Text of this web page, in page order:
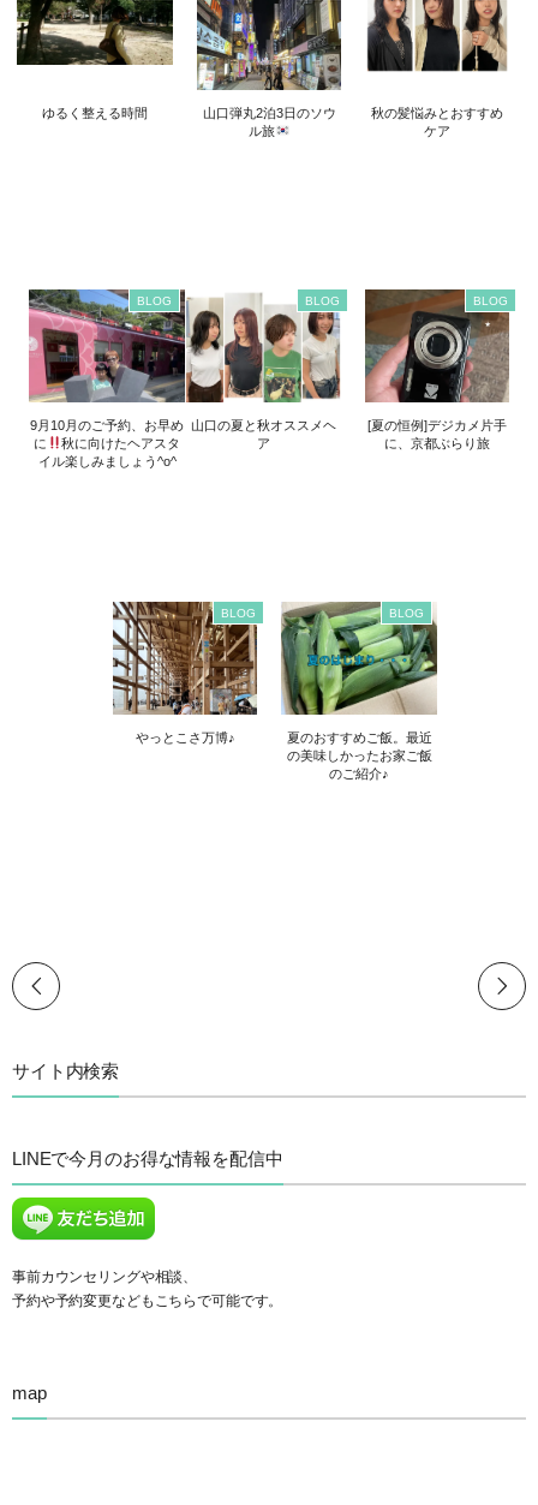
ゆるく整える時間
山口弾丸2泊3日のソウ
ル旅
秋の髪悩みとおすすめ
ケア
BLOG
9月10月のご予約、お早め
に
秋に向けたヘアスタ
イル楽しみましょう^o^
BLOG
山口の夏と秋オススメヘ
ア
BLOG
[夏の恒例]デジカメ片手
に、京都ぶらり旅
BLOG
やっとこさ万博♪
BLOG
夏のおすすめご飯。最近
の美味しかったお家ご飯
のご紹介♪
サイト内検索
LINEで今月のお得な情報を配信中
事前カウンセリングや相談、
予約や予約変更などもこちらで可能です。
map